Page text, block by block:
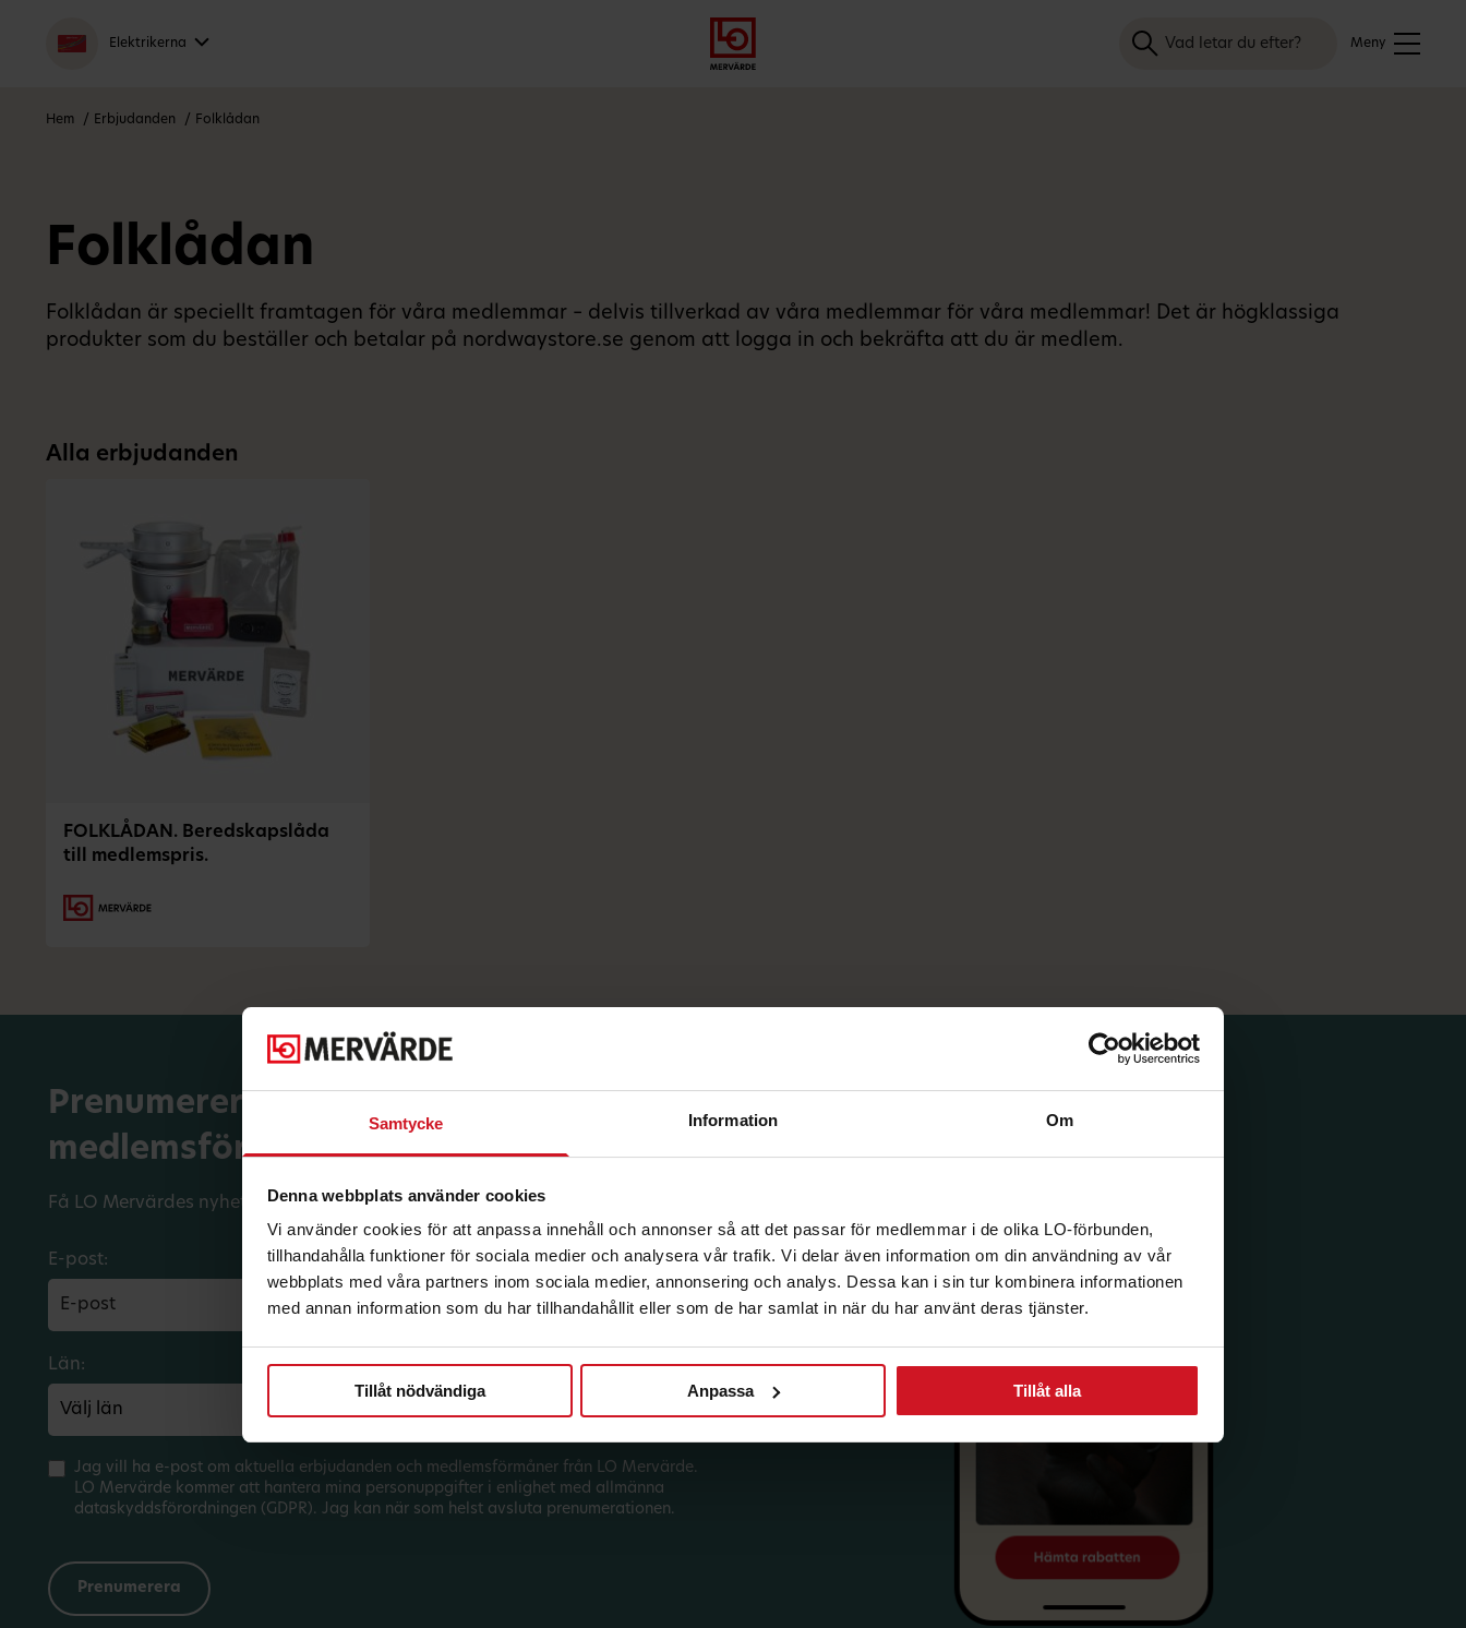
Samtycke Information Om
Denna webbplats använder cookies
Vi använder cookies för att anpassa innehåll och annonser så att det passar för medlemmar i de olika LO-förbunden,
tillhandahålla funktioner för sociala medier och analysera vår trafik. Vi delar även information om din användning av vår
webbplats med våra partners inom sociala medier, annonsering och analys. Dessa kan i sin tur kombinera informationen
med annan information som du har tillhandahållit eller som de har samlat in när du har använt deras tjänster.
Tillåt nödvändiga Anpassa Tillåt alla
till
meny
in
till
innehåll
Elektrikerna Meny
Sök
Hem Erbjudanden Folklådan
Folklådan
Folklådan är speciellt framtagen för våra medlemmar – delvis tillverkad av våra medlemmar för våra medlemmar! Det är högklassiga
produkter som du beställer och betalar på nordwaystore.se genom att logga in och bekräfta att du är medlem.
Alla erbjudanden
FOLKLÅDAN. Beredskapslåda
till medlemspris.
Prenumerera på dina
medlemsförmåner.
Få LO Mervärdes nyhetsbrev varje månad till din inkorg.
E-post:
Län: Förbund:
Jag vill ha e-post om aktuella erbjudanden och medlemsförmåner från LO Mervärde.
LO Mervärde kommer att hantera mina personuppgifter i enlighet med allmänna
dataskyddsförordningen (GDPR). Jag kan när som helst avsluta prenumerationen.